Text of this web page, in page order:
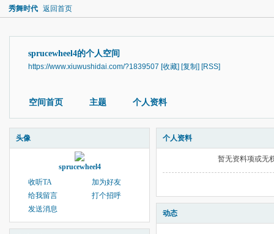
秀舞时代 返回首页
sprucewheel4的个人空间
https://www.xiuwushidai.com/?1839507 [收藏] [复制] [RSS]
空间首页 主题 个人资料
头像
sprucewheel4
收听TA
加为好友
给我留言
打个招呼
发送消息
个人资料
暂无资料项或无
动态